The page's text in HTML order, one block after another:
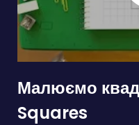
Малюємо
Squares